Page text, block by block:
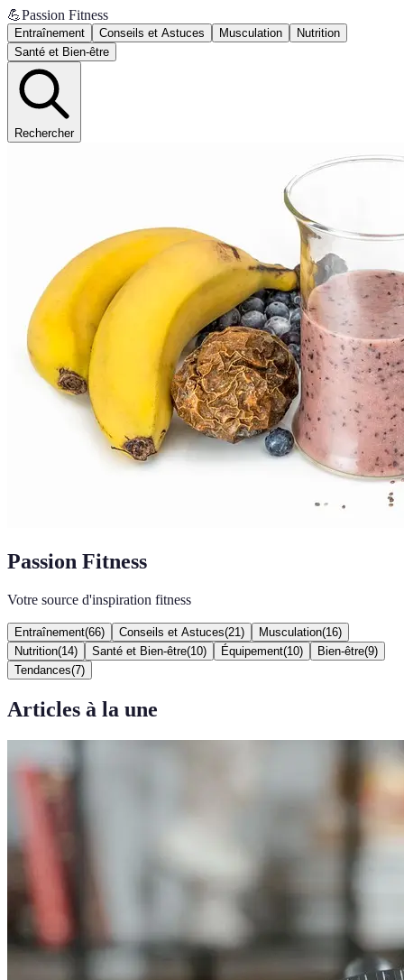
💪Passion Fitness
Entraînement Conseils et Astuces Musculation
Nutrition
Santé et Bien-être
Rechercher
Passion Fitness
Votre source d'inspiration fitness
Entraînement(66) Conseils et Astuces(21 ) Musculation(16)
Nutrition(14) Santé et Bien-être(10) Équipement(10) Bien-être(9)
Tendances(7)
Articles à la une